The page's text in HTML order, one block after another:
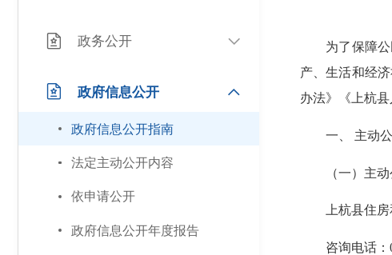
政务公开
政府信息公开
政府信息公开指南
法定主动公开内容
依申请公开
政府信息公开年度报告
为了保障公民
产、生活和经
办法》《上杭
一、 主动公
（一）主动
上杭县住房
咨询电话：